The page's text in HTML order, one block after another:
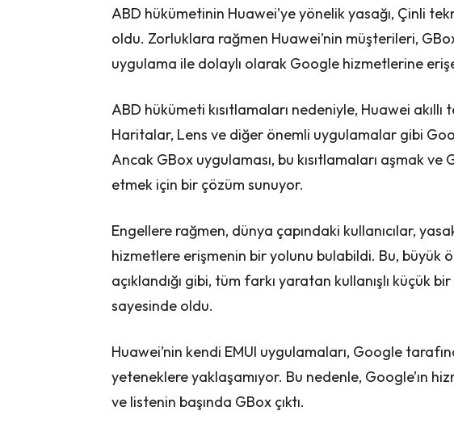
ABD hükümetinin Huawei’ye yönelik yasağı, Çinli
oldu. Zorluklara rağmen Huawei’nin müşterileri,
uygulama ile dolaylı olarak Google hizmetlerine
ABD hükümeti kısıtlamaları nedeniyle, Huawei akıllı
Haritalar, Lens ve diğer önemli uygulamalar gibi
Ancak GBox uygulaması, bu kısıtlamaları aşmak
etmek için bir çözüm sunuyor.
Engellere rağmen, dünya çapındaki kullanıcılar,
hizmetlere erişmenin bir yolunu bulabildi. Bu, büyük
açıklandığı gibi, tüm farkı yaratan kullanışlı küçük
sayesinde oldu.
Huawei’nin kendi EMUI uygulamaları, Google
yeteneklere yaklaşamıyor. Bu nedenle, Google’ın
ve listenin başında GBox çıktı.